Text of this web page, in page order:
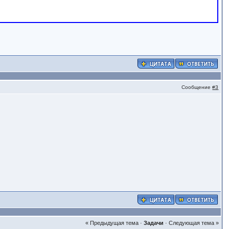
Сообщение#3
« Предыдущая тема· Задачи · Следующая тема »